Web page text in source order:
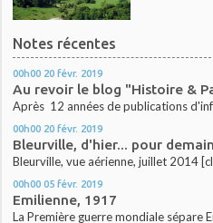
Notes récentes
00h00 20 févr. 2019
Au revoir le blog "Histoire &
Après 12 années de publications
00h00 20 févr. 2019
Bleurville, d'hier... pour
Bleurville, vue aérienne, juillet 2014
00h00 05 févr. 2019
Emilienne, 1917
La Première guerre mondiale sépare